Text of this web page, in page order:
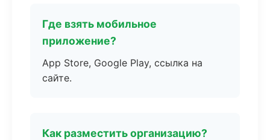
Где взять мобильное
приложение?
App Store, Google Play, ссылка на
сайте.
Как разместить организацию?